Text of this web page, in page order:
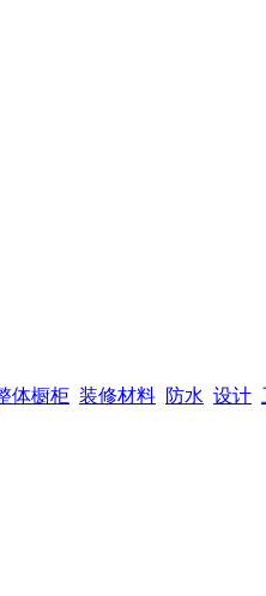
体橱柜 装修材料 防水 设计